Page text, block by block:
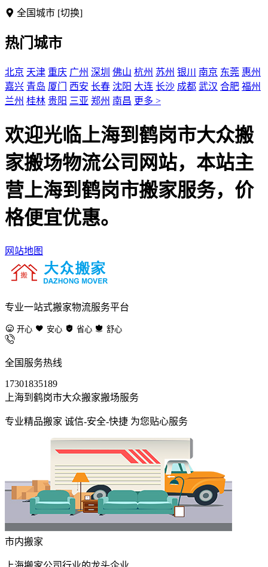
全国城市 [切换]
热门城市
北京 天津 重庆 广州 深圳 佛山 杭州 苏州 银川 南京 东莞 惠州
嘉兴 青岛 厦门 西安 长春 沈阳 大连 长沙 成都 武汉 合肥 福州
兰州 桂林 贵阳 三亚 郑州 南昌 更多 >
欢迎光临上海到鹤岗市大众搬
家搬场物流公司网站，本站主
营上海到鹤岗市搬家服务，价
格便宜优惠。
网站地图
专业一站式搬家物流服务平台
开心 安心 省心 舒心
全国服务热线
17301835189
上海到鹤岗市大众搬家搬场服务
专业精品搬家 诚信-安全-快捷 为您贴心服务
市内搬家